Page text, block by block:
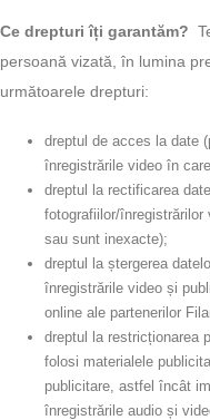
Ce drepturi îți garantăm?
persoană vizată, în lumina
următoarele drepturi:
dreptul de acces la date
înregistrările video în
dreptul la rectificarea
fotografiilor/
sau sunt inexacte);
dreptul la ștergerea
înregistrările video și
online ale partenerilor
dreptul la restricționarea
folosi materialele
publicitare, astfel încât
înregistrările audio și